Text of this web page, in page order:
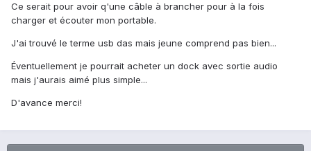
Ce serait pour avoir q'une câble à brancher pour à la fois
charger et écouter mon portable.
J'ai trouvé le terme usb das mais jeune comprend pas bien...
Éventuellement je pourrait acheter un dock avec sortie audio
mais j'aurais aimé plus simple...
D'avance merci!